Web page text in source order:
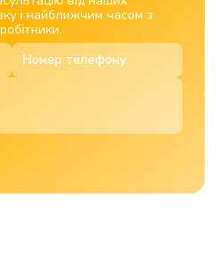
і найближчим часом з